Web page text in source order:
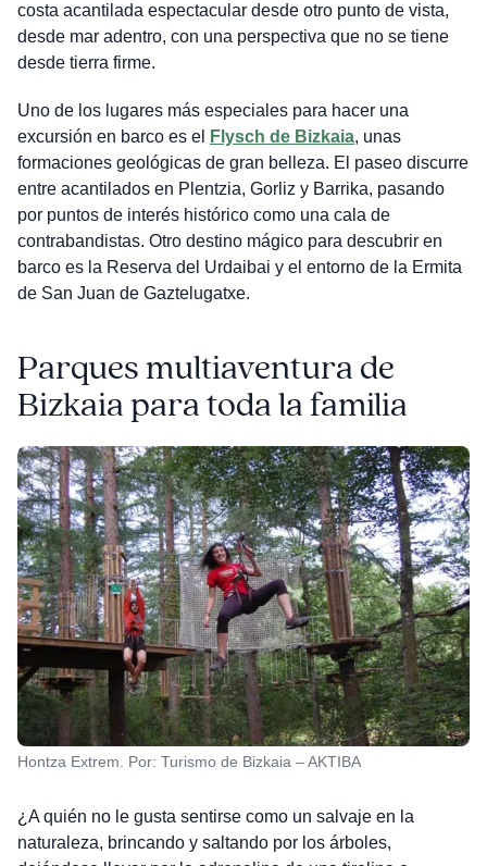
costa acantilada espectacular desde otro punto de vista,
desde mar adentro, con una perspectiva que no se tiene
desde tierra firme.
Uno de los lugares más especiales para hacer una
excursión en barco es el
Flysch de Bizkaia, unas
formaciones geológicas de gran belleza. El paseo discurre
entre acantilados en Plentzia, Gorliz y Barrika, pasando
por puntos de interés histórico como una cala de
contrabandistas. Otro destino mágico para descubrir en
barco es la Reserva del Urdaibai y el entorno de la Ermita
de San Juan de Gaztelugatxe.
Parques multiaventura de
Bizkaia para toda la familia
Hontza Extrem. Por: Turismo de Bizkaia – AKTIBA
¿A quién no le gusta sentirse como un salvaje en la
naturaleza, brincando y saltando por los árboles,